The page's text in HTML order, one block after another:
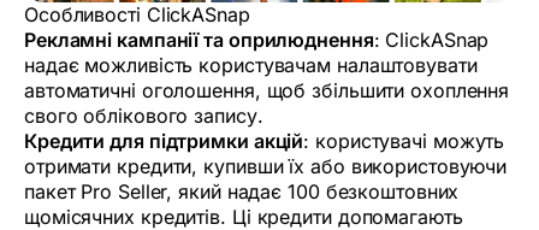
Особливості ClickASnap
Рекламні кампанії та оприлюднення: ClickASnap
надає можливість користувачам налаштовувати
автоматичні оголошення, щоб збільшити охоплення
свого облікового запису.
Кредити для підтримки акцій: користувачі можуть
отримати кредити, купивши їх або використовуючи
пакет Pro Seller, який надає 100 безкоштовних
щомісячних кредитів. Ці кредити допомагають